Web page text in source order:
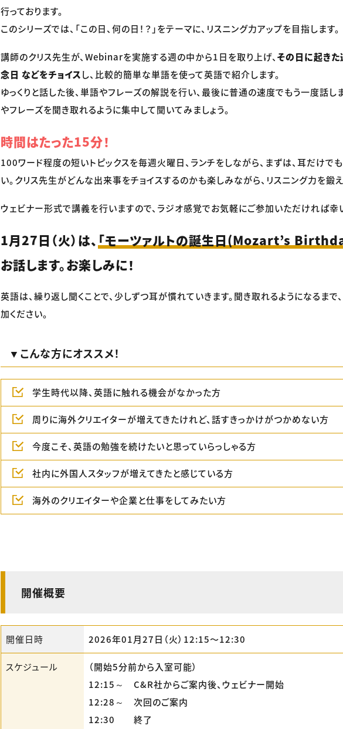
行っております。
このシリーズでは、「この日、何の日！？」をテーマに、リスニング力アップを目指します。
講師のクリス先生が、Webinarを実施する週の中から1日を取り上げ、 その日に起き
念日 などをチョイスし、比較的簡単な単語を使って英語で紹介します。
ゆっくりと話した後、単語やフレーズの解説を行い、最後に普通の速度でもう一度話し
やフレーズを聞き取れるように集中して聞いてみましょう。
時間はたった15分！
100ワード程度の短いトピックスを毎週火曜日、ランチをしながら、まずは、耳だけで
い。クリス先生がどんな出来事をチョイスするのかも楽しみながら、リスニング力を鍛え
ウェビナー形式で講義を行いますので、ラジオ感覚でお気軽にご参加いただければ幸
1月27日（火）は、 「モーツァルトの誕生日(Mozart’s
お話します。お楽しみに！
英語は、繰り返し聞くことで、少しずつ耳が慣れていきます。聞き取れるようになるまで
加ください。
▼こんな方にオススメ！
学生時代以降、英語に触れる機会がなかった方
周りに海外クリエイターが増えてきたけれど、話すきっかけがつかめない方
今度こそ、英語の勉強を続けたいと思っていらっしゃる方
社内に外国人スタッフが増えてきたと感じている方
海外のクリエイターや企業と仕事をしてみたい方
開催概要
開催日時 2026年01月27日（火）12:15〜12:30
スケジュール
（開始5分前から入室可能）
12:15～ C&R社からご案内後、ウェビナー開始
12:28～ 次回のご案内
12:30 終了